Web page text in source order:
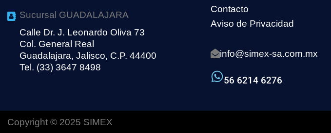
Sucursal GUADALAJARA
Calle Dr. J. Leonardo Oliva 73
Col. General Real
Guadalajara, Jalisco, C.P. 44400
Tel. (33) 3647 8498
Contacto
Aviso de Privacidad
info@simex-sa.com.mx
56 6214 6276
Copyright © 2025 SIMEX